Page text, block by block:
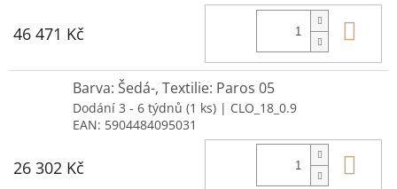
46 471 Kč
Barva: Šedá-, Textilie: Paros 05
Dodání 3 - 6 týdnů (1 ks) | CLO_18_0.9
EAN: 5904484095031
26 302 Kč